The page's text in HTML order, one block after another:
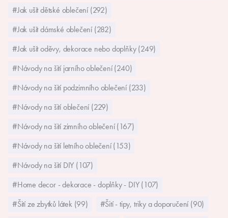
#Jak ušít dětské oblečení (292)
#Jak ušít dámské oblečení (282)
#Jak ušít oděvy, dekorace nebo doplňky (249)
#Návody na šití jarního oblečení (240)
#Návody na šití podzimního oblečení (233)
#Návody na šití oblečení (229)
#Návody na šití zimního oblečení (167)
#Návody na šití letního oblečení (153)
#Návody na šití DIY (107)
#Home decor - dekorace - doplňky - DIY (107)
#Šití ze zbytků látek (99)
#Šití - tipy, triky a doporučení (90)